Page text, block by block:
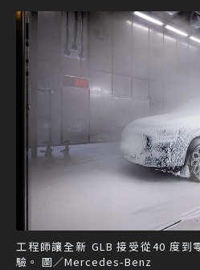
工程師讓全新 GLB 接受從40 度到
驗。 圖／Mercedes-Benz